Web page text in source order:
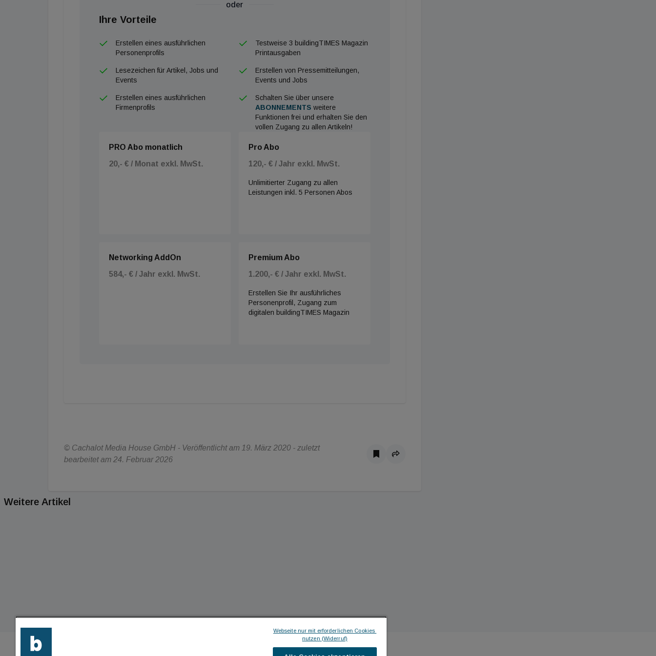
Und außerdem gilt: Gemeinsam schaffen wir das!
oder
Ihre Vorteile
Erstellen eines ausführlichen
Personenprofils
Testweise 3 buildingTIMES Magazin
Printausgaben
Lesezeichen für Artikel, Jobs und
Events
Erstellen von Pressemitteilungen,
Events und Jobs
Erstellen eines ausführlichen
Firmenprofils
Schalten Sie über unsere
ABONNEMENTS weitere
Funktionen frei und erhalten Sie den
vollen Zugang zu allen Artikeln!
PRO Abo monatlich
20,- € / Monat exkl. MwSt.
Pro Abo
120,- € / Jahr exkl. MwSt.
Unlimitierter Zugang zu allen
Leistungen inkl. 5 Personen Abos
Networking AddOn
584,- € / Jahr exkl. MwSt.
Premium Abo
1.200,- € / Jahr exkl. MwSt.
Erstellen Sie Ihr ausführliches
Personenprofil, Zugang zum
digitalen buildingTIMES Magazin
© Cachalot Media House GmbH - Veröffentlicht am 19. März 2020 - zuletzt
bearbeitet am 24. Februar 2026
Weitere Artikel
Webseite nur mit erforderlichen Cookies
nutzen (Widerruf)